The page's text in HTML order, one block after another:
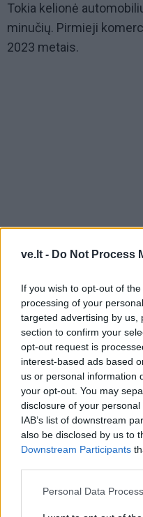
ve.lt - Do Not Process
If you wish to opt-out of
processing of your
targeted advertising by us,
section to confirm your
opt-out request is
interest-based ads based
us or personal information
your opt-out. You may
disclosure of your
IAB’s list of downstream
also be disclosed by us to
Downstream Participants
Personal Data
Tokia kelionė
minučių. Pirmieji
2023 metais.
„Tokio tipo ir kiti
orlaiviai yra numatyti
todėl prieš pradedant
būti atlikta daugybė
Miesto oro transporto
problemą, su kuria
spūstys tankiai
sistemoje naudojamais
keleivių ir krovinių
pagalbos paslaugas“,